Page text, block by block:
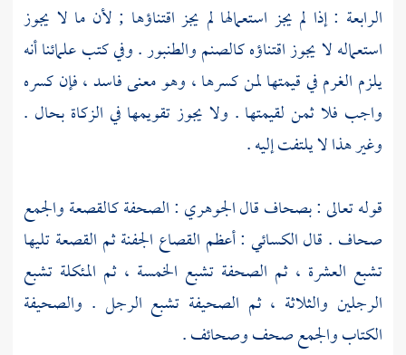
الرابعة : إذا لم يجز استعمالها لم يجز اقتناؤها ; لأن ما لا يجوز
استعماله لا يجوز اقتناؤه كالصنم والطنبور . وفي كتب علمائنا أنه
يلزم الغرم في قيمتها لمن كسرها ، وهو معنى فاسد ، فإن كسره
واجب فلا ثمن لقيمتها . ولا يجوز تقويمها في الزكاة بحال .
وغير هذا لا يلتفت إليه .
قوله تعالى : بصحاف قالالجوهري : الصحفة كالقصعة والجمع
صحاف . قالالكسائي : أعظم القصاع الجفنة ثم القصعة تليها
تشبع العشرة ، ثم الصحفة تشبع الخمسة ، ثم المئكلة تشبع
الرجلين والثلاثة ، ثم الصحيفة تشبع الرجل . والصحيفة
الكتاب والجمع صحف وصحائف .